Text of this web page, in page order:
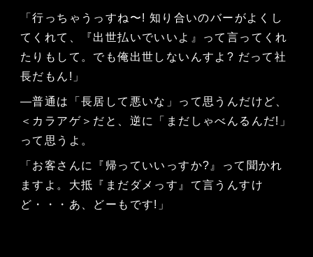
「行っちゃうっすね〜! 知り合いのバーがよくし
てくれて、『出世払いでいいよ』って言ってくれ
たりもして。でも俺出世しないんすよ? だって社
長だもん!」
—普通は「長居して悪いな」って思うんだけど、
＜カラアゲ＞だと、逆に「まだしゃべんるんだ!」
って思うよ。
「お客さんに『帰っていいっすか?』って聞かれ
ますよ。大抵『まだダメっす』て言うんすけ
ど・・・あ、どーもです!」